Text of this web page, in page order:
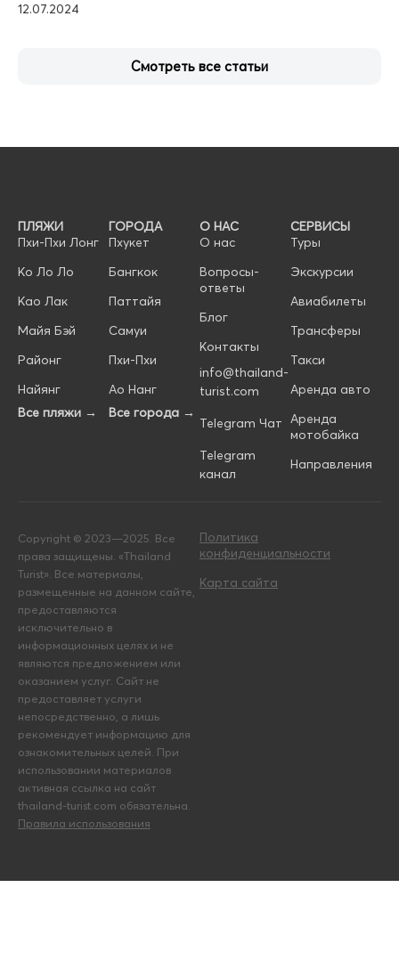
12.07.2024
Смотреть все статьи
ПЛЯЖИ
Пхи-Пхи Лонг
Ко Ло Ло
Као Лак
Майя Бэй
Районг
Найянг
Все пляжи →
ГОРОДА
Пхукет
Бангкок
Паттайя
Самуи
Пхи-Пхи
Ао Нанг
Все города →
О НАС
О нас
Вопросы-
ответы
Блог
Контакты
info@thailand-
turist.com
Telegram Чат
Telegram
канал
СЕРВИСЫ
Туры
Экскурсии
Авиабилеты
Трансферы
Такси
Аренда авто
Аренда
мотобайка
Направления
Copyright © 2023—2025. Все
права защищены. «Thailand
Turist». Все материалы,
размещенные на данном сайте,
предоставляются
исключительно в
информационных целях и не
являются предложением или
оказанием услуг. Сайт не
предоставляет услуги
непосредственно, а лишь
рекомендует информацию для
ознакомительных целей. При
использовании материалов
активная ссылка на сайт
thailand-turist.com обязательна.
Правила использования
Политика
конфиденциальности
Карта сайта